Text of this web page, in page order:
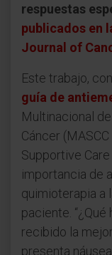
respuestas
publicados en
Journal of
Este trabajo,
guía de
Multinacional
Cáncer
Supportive
importancia de
quimioterapia a
paciente.
recibido la
presenta